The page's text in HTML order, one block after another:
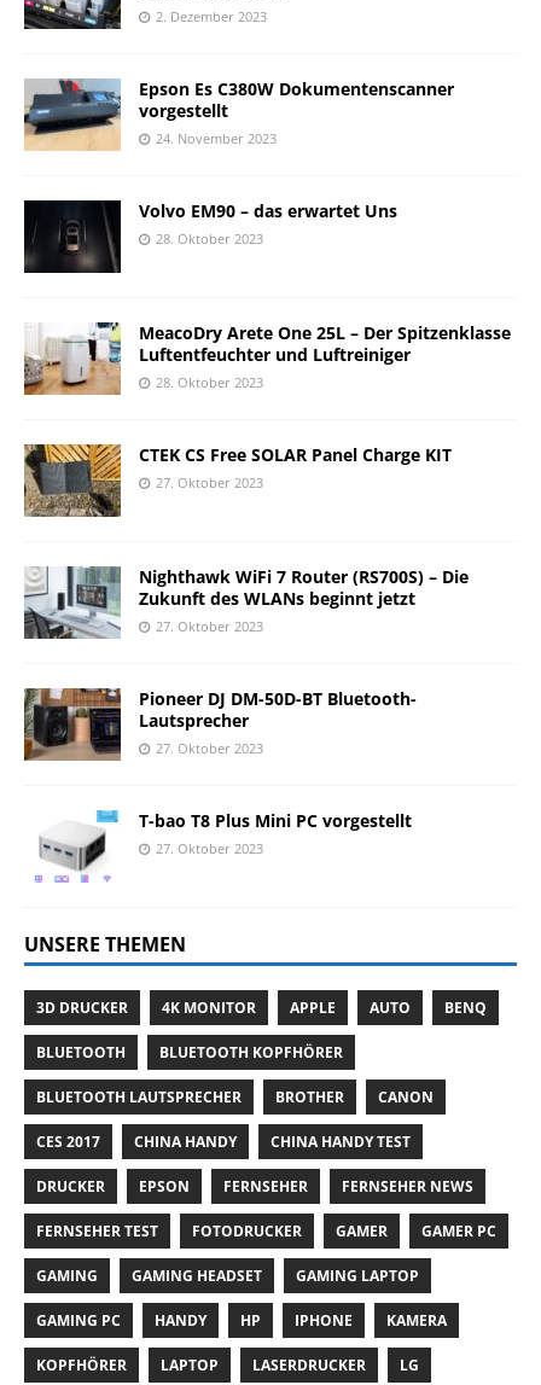
2. Dezember 2023
Epson Es C380W Dokumentenscanner
vorgestellt
24. November 2023
Volvo EM90 – das erwartet Uns
28. Oktober 2023
MeacoDry Arete One 25L – Der Spitzenklasse
Luftentfeuchter und Luftreiniger
28. Oktober 2023
CTEK CS Free SOLAR Panel Charge KIT
27. Oktober 2023
Nighthawk WiFi 7 Router (RS700S) – Die
Zukunft des WLANs beginnt jetzt
27. Oktober 2023
Pioneer DJ DM-50D-BT Bluetooth-
Lautsprecher
27. Oktober 2023
T-bao T8 Plus Mini PC vorgestellt
27. Oktober 2023
UNSERE THEMEN
3D DRUCKER 4K MONITOR APPLE AUTO BENQ
BLUETOOTH BLUETOOTH KOPFHÖRER
BLUETOOTH LAUTSPRECHER BROTHER CANON
CES 2017 CHINA HANDY CHINA HANDY TEST
DRUCKER EPSON FERNSEHER FERNSEHER NEWS
FERNSEHER TEST FOTODRUCKER GAMER GAMER PC
GAMING GAMING HEADSET GAMING LAPTOP
GAMING PC HANDY HP IPHONE KAMERA
KOPFHÖRER LAPTOP LASERDRUCKER LG